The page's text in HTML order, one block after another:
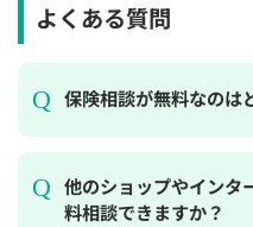
よくある質問
保険相談が無料なのは
他のショップやインタ
料相談できますか？